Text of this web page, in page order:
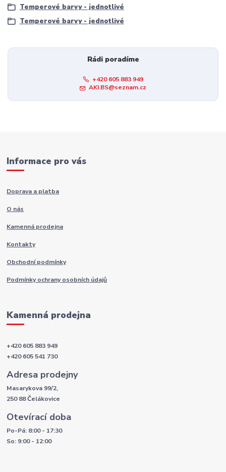
Temperové barvy - jednotlivé
Temperové barvy - jednotlivé
Rádi poradíme
+420 605 883 949
AKI.BS@seznam.cz
Informace pro vás
Doprava a platba
O nás
Kamenná prodejna
Kontakty
Obchodní podmínky
Podmínky ochrany osobních údajů
Kamenná prodejna
+420 605 883 949
+420 605 541 730
Adresa prodejny
Masarykova 99/2,
250 88 Čelákovice
Otevírací doba
Po-Pá: 8:00 - 17:30
So: 9:00 - 12:00